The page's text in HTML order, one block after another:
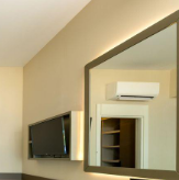
flora